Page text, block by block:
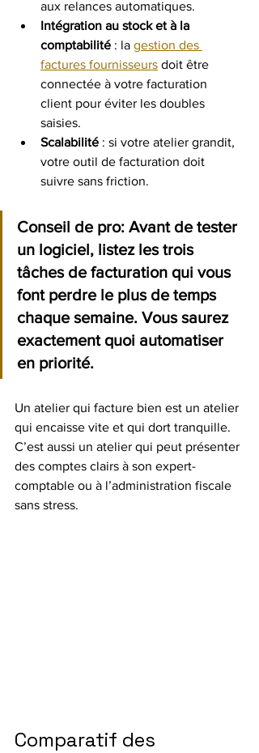
aux relances automatiques.
Intégration au stock et à la
comptabilité : la gestion des
factures fournisseurs doit être
connectée à votre facturation
client pour éviter les doubles
saisies.
Scalabilité : si votre atelier grandit,
votre outil de facturation doit
suivre sans friction.
Conseil de pro: Avant de tester
un logiciel, listez les trois
tâches de facturation qui vous
font perdre le plus de temps
chaque semaine. Vous saurez
exactement quoi automatiser
en priorité.
Un atelier qui facture bien est un atelier
qui encaisse vite et qui dort tranquille.
C’est aussi un atelier qui peut présenter
des comptes clairs à son expert-
comptable ou à l’administration fiscale
sans stress.
Comparatif des